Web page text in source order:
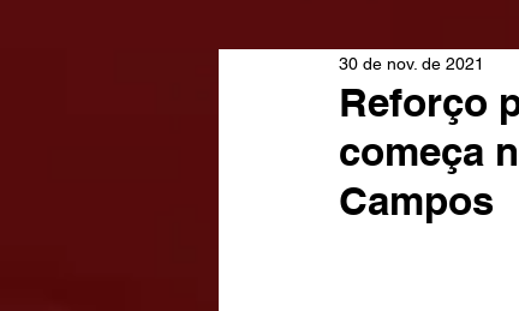
Reforço
começa
Campos
30 de nov. de 2021